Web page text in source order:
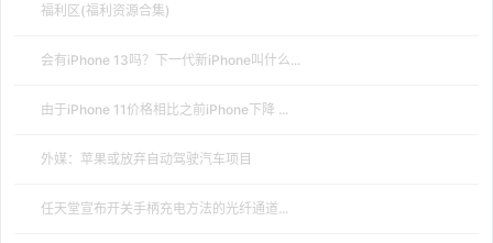
福利区(福利资源合集)
会有iPhone 13吗？下一代新iPhone叫什么...
由于iPhone 11价格相比之前iPhone下降 ...
外媒：苹果或放弃自动驾驶汽车项目
任天堂宣布开关手柄充电方法的光纤通道...